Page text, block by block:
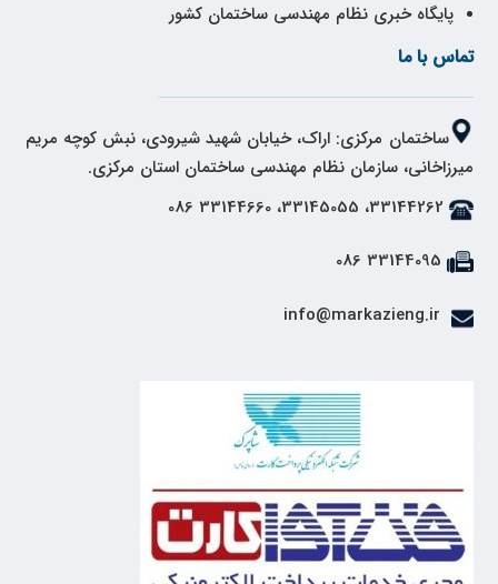
پایگاه خبری نظام مهندسی ساختمان کشور
تماس با ما
ساختمان مرکزی: اراک، خیابان شهید شیرودی، نبش کوچه مریم
میرزاخانی، سازمان نظام مهندسی ساختمان استان مرکزی.
33144262، 33145055، 33144660 086
33144095 086